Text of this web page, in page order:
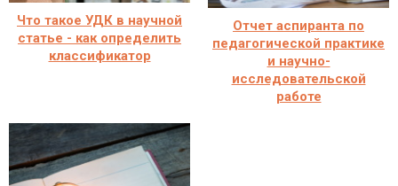
Что такое УДК в научной
статье - как определить
классификатор
Отчет аспиранта по
педагогической практике
и научно-
исследовательской
работе